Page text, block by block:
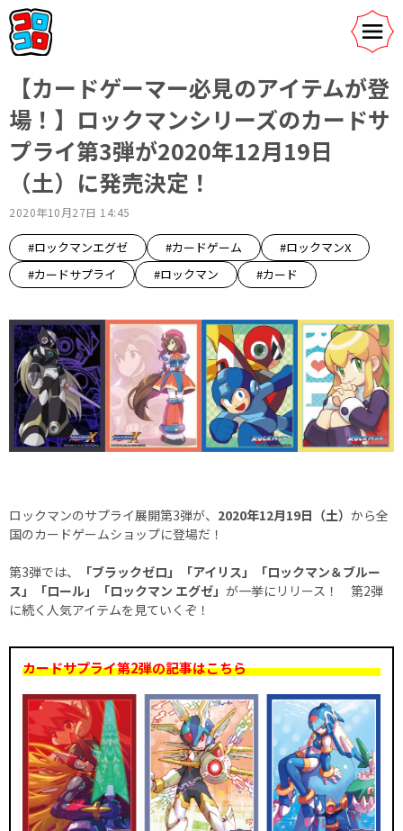
【カードゲーマー必見のアイテムが登
場！】ロックマンシリーズのカードサ
プライ第3弾が2020年12月19日
（土）に発売決定！
2020年10月27日 14:45
#ロックマンエグゼ #カードゲーム
#ロックマンX
#カードサプライ
#ロックマン #カード
ロックマンのサプライ展開第3弾が、 2020年12月19日（土） から全
国のカードゲームショップに登場だ！
第3弾では、
「ブラックゼロ」「アイリス」「ロックマン＆ブルー
ス」「ロール」「ロックマン エグゼ」 が一挙にリリース！ 第2弾
に続く人気アイテムを見ていくぞ！
カードサプライ第2弾の記事はこちら